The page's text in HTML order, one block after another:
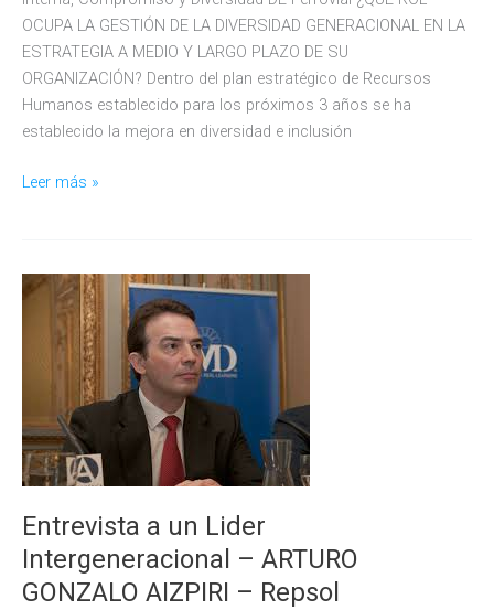
OCUPA LA GESTIÓN DE LA DIVERSIDAD GENERACIONAL EN LA
ESTRATEGIA A MEDIO Y LARGO PLAZO DE SU
ORGANIZACIÓN? Dentro del plan estratégico de Recursos
Humanos establecido para los próximos 3 años se ha
establecido la mejora en diversidad e inclusión
Entrevista
Intergeneracional
LÁZARO
Ferrovial
Leer más »
Entrevista a un Lider
Intergeneracional – ARTURO
GONZALO AIZPIRI – Repsol